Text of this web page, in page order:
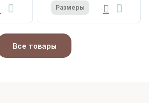
Размеры
Все товары